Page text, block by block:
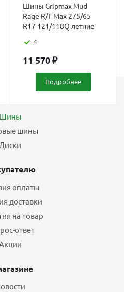
Шины Gripmax Mud
Rage R/T Max 275/65
R17 121/118Q летние
4
11 570₽
Подробнее
Шины
шины
Диски
оплаты
доставки
на товар
ответ
Акции